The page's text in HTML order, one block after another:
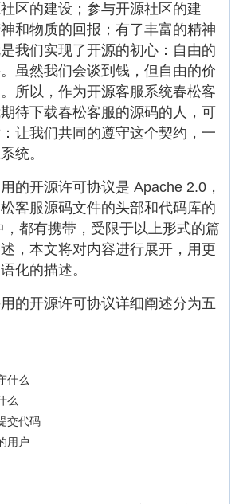
区的建设；参与开源社区的建
和物质的回报；有了丰富的精神
我们实现了开源的初心：自由的
虽然我们会谈到钱，但自由的价
所以，作为开源客服系统春松客
待下载春松客服的源码的人，可
让我们共同的遵守这个契约，一
统。
开源许可协议是 Apache 2.0，
客服源码文件的头部和代码库的
，都有携带，受限于以上形式的篇
，本文将对内容进行展开，用更
化的描述。
开源许可协议详细阐述分为五
什么
么
交代码
用户